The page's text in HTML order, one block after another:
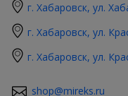
г. Хабаровск, ул.
г. Хабаровск, ул.
г. Хабаровск, ул.
shop@mireks.ru